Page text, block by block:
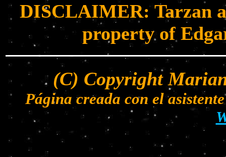
DISCLAIMER: Tarzan
property of
(C) Copyright
Página creada con el